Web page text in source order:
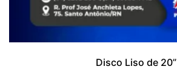
Disco Liso de 20”